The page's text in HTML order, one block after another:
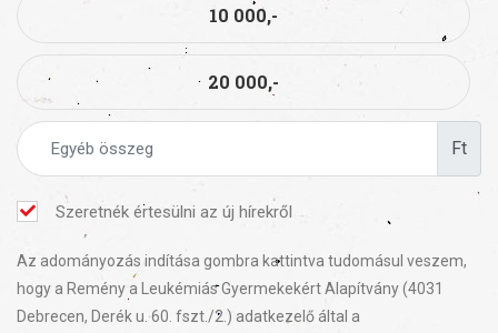
10 000,-
20 000,-
Ft
Szeretnék értesülni az új hírekről
Az adományozás indítása gombra kattintva tudomásul veszem,
hogy a Remény a Leukémiás Gyermekekért Alapítvány (4031
Debrecen, Derék u. 60. fszt./2.) adatkezelő által a